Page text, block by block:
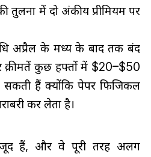
तुलना में दो अंकीय प्रीमियम पर
अप्रैल के मध्य के बाद तक बंद
क़ीमतें कुछ हफ्तों में $20–$50
सकती हैं क्योंकि पेपर फिजिकल
कर लेता है।
हैं, और वे पूरी तरह अलग